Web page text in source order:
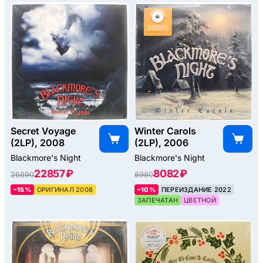
Secret Voyage
(2LP), 2008
Blackmore's Night
2689022857 ₽
–15% ОРИГИНАЛ 2008
Winter Carols
(2LP), 2006
Blackmore's Night
89808082 ₽
–10%
ПЕРЕИЗДАНИЕ 2022
ЗАПЕЧАТАН
ЦВЕТНОЙ